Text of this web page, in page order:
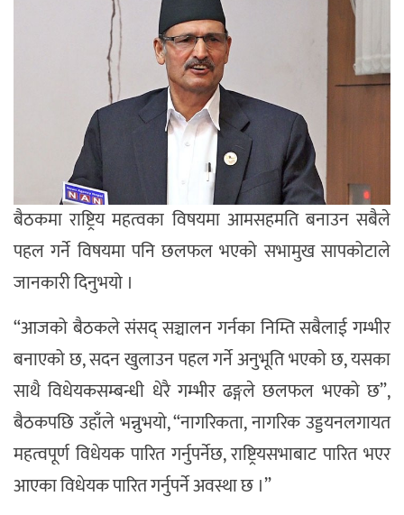
बैठकमा राष्ट्रिय महत्वका विषयमा आमसहमति बनाउन सबैले
पहल गर्ने विषयमा पनि छलफल भएको सभामुख सापकोटाले
जानकारी दिनुभयो ।
“आजको बैठकले संसद् सञ्चालन गर्नका निम्ति सबैलाई गम्भीर
बनाएको छ, सदन खुलाउन पहल गर्ने अनुभूति भएको छ, यसका
साथै विधेयकसम्बन्धी धेरै गम्भीर ढङ्गले छलफल भएको छ”,
बैठकपछि उहाँले भन्नुभयो, “नागरिकता, नागरिक उड्डयनलगायत
महत्वपूर्ण विधेयक पारित गर्नुपर्नेछ, राष्ट्रियसभाबाट पारित भएर
आएका विधेयक पारित गर्नुपर्ने अवस्था छ ।”